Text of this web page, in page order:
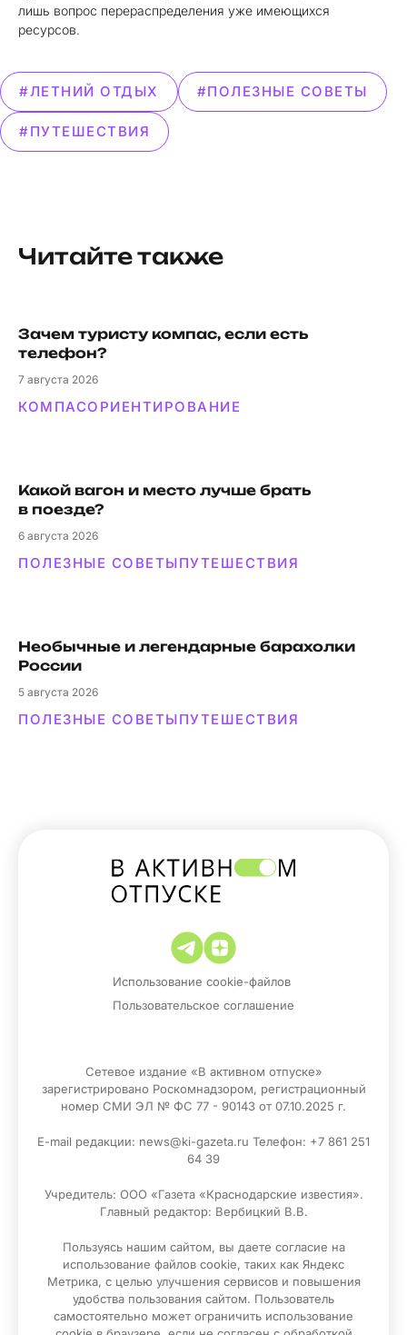
лишь вопрос перераспределения уже имеющихся
ресурсов.
#ЛЕТНИЙ ОТДЫХ #ПОЛЕЗНЫЕ СОВЕТЫ
#ПУТЕШЕСТВИЯ
Читайте также
Зачем туристу компас, если есть
телефон?
7 августа 2026
КОМПАСОРИЕНТИРОВАНИЕ
Какой вагон и мес­то луч­ше брать
в поезде?
6 августа 2026
ПОЛЕЗНЫЕ СОВЕТЫПУТЕШЕСТВИЯ
Необычные и легендарные барахолки
России
5 августа 2026
ПОЛЕЗНЫЕ СОВЕТЫПУТЕШЕСТВИЯ
Использование cookie-файлов
Пользовательское соглашение
Сетевое издание «В активном отпуске»
зарегистрировано Роскомнадзором, регистрационный
номер СМИ ЭЛ № ФС 77 - 90143 от 07.10.2025 г.
E-mail редакции: news@ki-gazeta.ru Телефон: +7 861 251
64 39
Учредитель: ООО «Газета «Краснодарские известия».
Главный редактор: Вербицкий В.В.
Пользуясь нашим сайтом, вы даете согласие на
использование файлов сооkіе, таких как Яндекс
Метрика, с целью улучшения сервисов и повышения
удобства пользования сайтом. Пользователь
самостоятельно может ограничить использование